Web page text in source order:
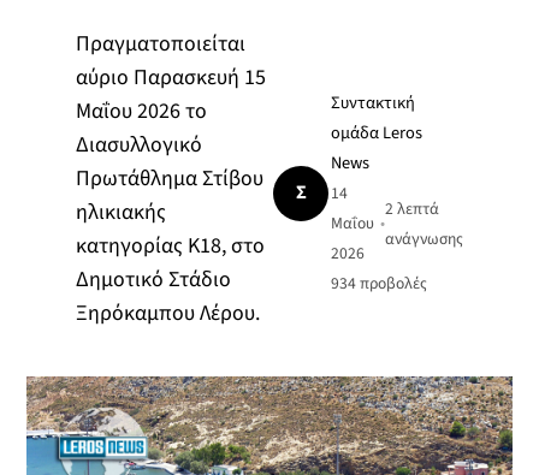
Πραγματοποιείται
αύριο Παρασκευή 15
Μαΐου 2026 το
Διασυλλογικό
Πρωτάθλημα Στίβου
ηλικιακής
κατηγορίας Κ18, στο
Δημοτικό Στάδιο
Ξηρόκαμπου Λέρου.
Σ
Συντακτική
ομάδα Leros
News
14
Μαΐου
2026
•
2 λεπτά
ανάγνωσης
934προβολές